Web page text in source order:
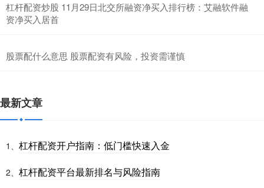
杠杆配资炒股 11月29日北交所融资净买入排行榜：艾融软件融
资净买入居首
股票配什么意思 股票配资有风险，投资需谨慎
最新文章
1、 杠杆配资开户指南：低门槛快速入金
2、 杠杆配资平台最新排名与风险指南